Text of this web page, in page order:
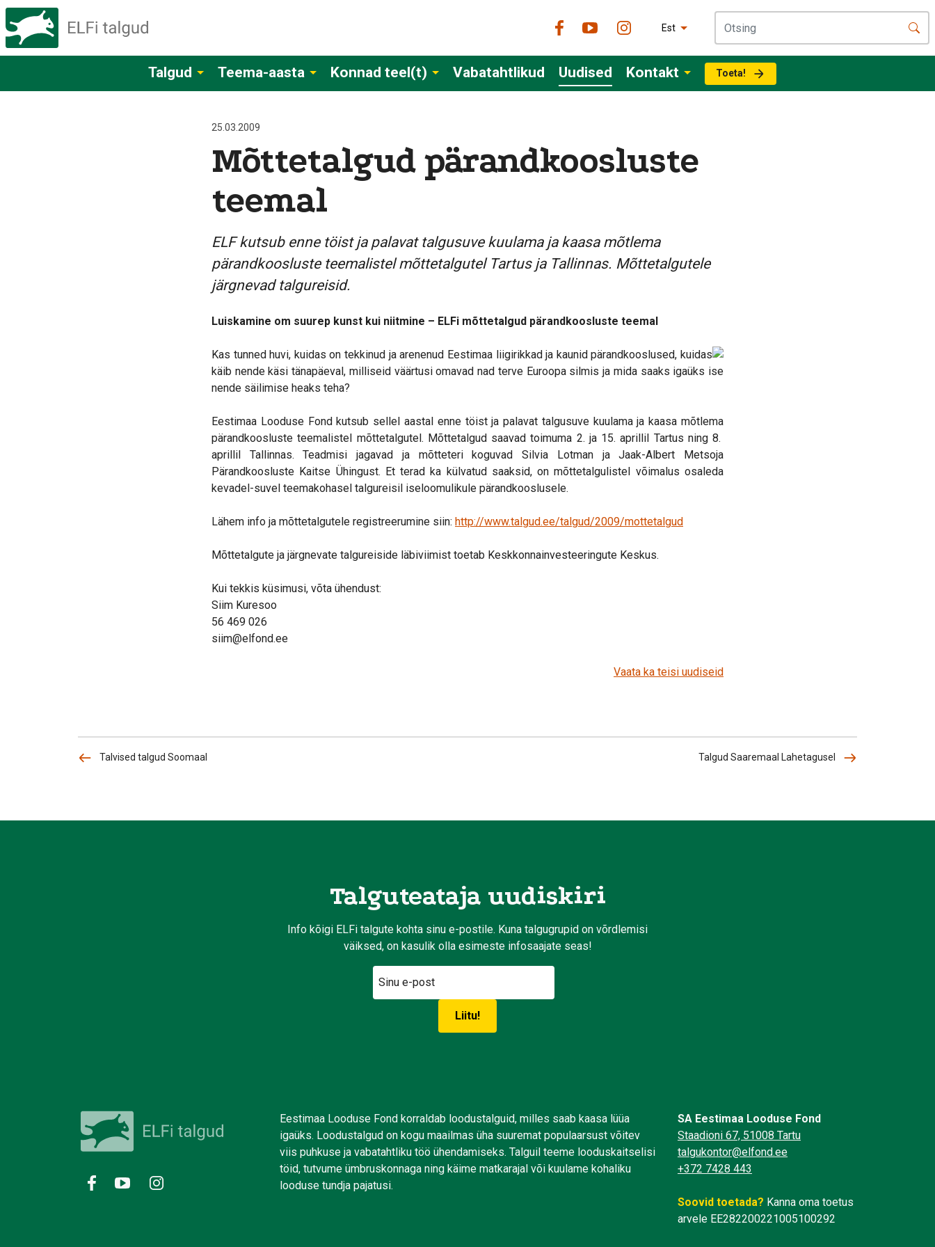
Est
Talgud Teema-aasta Konnad teel(t) Vabatahtlikud Uudised Kontakt Toeta!
25.03.2009
Mõttetalgud pärandkoosluste
teemal
ELF kutsub enne töist ja palavat talgusuve kuulama ja kaasa mõtlema
pärandkoosluste teemalistel mõttetalgutel Tartus ja Tallinnas. Mõttetalgutele
järgnevad talgureisid.
Luiskamine om suurep kunst kui niitmine – ELFi mõttetalgud pärandkoosluste teemal
Kas tunned huvi, kuidas on tekkinud ja arenenud Eestimaa liigirikkad ja kaunid pärandkooslused, kuidas
käib nende käsi tänapäeval, milliseid väärtusi omavad nad terve Euroopa silmis ja mida saaks igaüks ise
nende säilimise heaks teha?
Eestimaa Looduse Fond kutsub sellel aastal enne töist ja palavat talgusuve kuulama ja kaasa mõtlema
pärandkoosluste teemalistel mõttetalgutel. Mõttetalgud saavad toimuma 2. ja 15. aprillil Tartus ning 8.
aprillil Tallinnas. Teadmisi jagavad ja mõtteteri koguvad Silvia Lotman ja Jaak-Albert Metsoja
Pärandkoosluste Kaitse Ühingust. Et terad ka külvatud saaksid, on mõttetalgulistel võimalus osaleda
kevadel-suvel teemakohasel talgureisil iseloomulikule pärandkooslusele.
Lähem info ja mõttetalgutele registreerumine siin: http://www.talgud.ee/talgud/2009/mottetalgud
Mõttetalgute ja järgnevate talgureiside läbiviimist toetab Keskkonnainvesteeringute Keskus.
Kui tekkis küsimusi, võta ühendust:
Siim Kuresoo
56 469 026
siim@elfond.ee
Vaata ka teisi uudiseid
Talvised talgud Soomaal Talgud Saaremaal Lahetagusel
Talguteataja uudiskiri
Info kõigi ELFi talgute kohta sinu e-postile. Kuna talgugrupid on võrdlemisi
väiksed, on kasulik olla esimeste infosaajate seas!
Eestimaa Looduse Fond korraldab loodustalguid, milles saab kaasa lüüa
igaüks. Loodustalgud on kogu maailmas üha suuremat populaarsust võitev
viis puhkuse ja vabatahtliku töö ühendamiseks. Talguil teeme looduskaitselisi
töid, tutvume ümbruskonnaga ning käime matkarajal või kuulame kohaliku
looduse tundja pajatusi.
SA Eestimaa Looduse Fond
Staadioni 67, 51008 Tartu
talgukontor@elfond.ee
+372 7428 443
Soovid toetada? Kanna oma toetus
arvele EE282200221005100292